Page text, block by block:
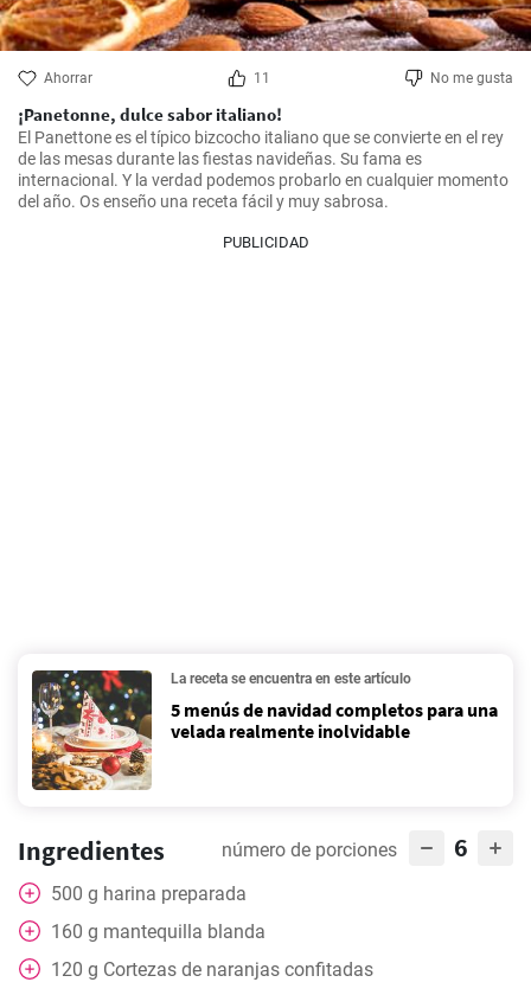
Ahorrar 11 No me gusta
¡Panetonne, dulce sabor italiano!
El Panettone es el típico bizcocho italiano que se convierte en el rey
de las mesas durante las fiestas navideñas. Su fama es
internacional. Y la verdad podemos probarlo en cualquier momento
del año. Os enseño una receta fácil y muy sabrosa.
PUBLICIDAD
La receta se encuentra en este artículo
5 menús de navidad completos para una
velada realmente inolvidable
Ingredientes número de porciones 6
500 g harina preparada
160 g mantequilla blanda
120 g Cortezas de naranjas confitadas